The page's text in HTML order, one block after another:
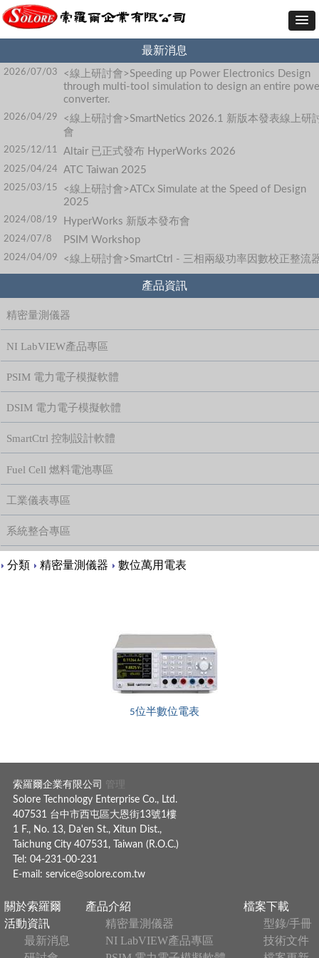
最新消息
2026/07/03
<線上研討會>Speeding up Power Electronics Design
through multi-tool simulation to design an entire
converter.
2026/04/29
<線上研討會>SmartNetics 2026.1 新版本發表線上研
會
2025/12/11 Altair 已正式發布 HyperWorks 2026
2025/04/24 ATC Taiwan 2025
2025/03/15
<線上研討會>ATCx Simulate at the Speed of Design
2025
2024/08/19 HyperWorks 新版本發布會
2024/07/8 PSIM Workshop
2024/04/09 <線上研討會>SmartCtrl - 三相兩級功率因數校正整流
產品資訊
精密量測儀器
NI LabVIEW產品專區
PSIM 電力電子模擬軟體
DSIM 電力電子模擬軟體
SmartCtrl 控制設計軟體
Fuel Cell 燃料電池專區
工業儀表專區
系統整合專區
Content
分類 精密量測儀器 數位萬用電表
5位半數位電表
索羅爾企業有限公司
管理
Solore Technology Enterprise Co., Ltd.
407531 台中市西屯區大恩街13號1樓
1 F., No. 13, Da'en St., Xitun Dist.,
Taichung City 407531, Taiwan (R.O.C.)
Tel: 04-231-00-231
E-mail: service@solore.com.tw
關於索羅爾
活動資訊
最新消息
產品介紹
精密量測儀器
NI LabVIEW產品專區
檔案下載
型錄/手冊
技術文件